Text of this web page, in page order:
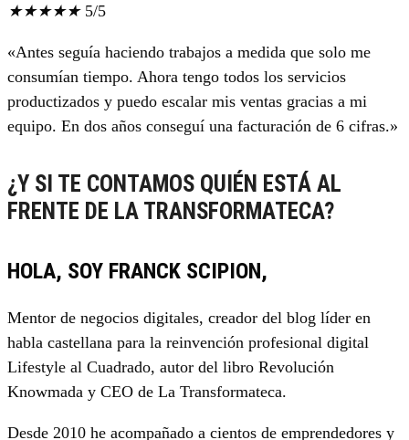
★★★★★ 5/5
«Antes seguía haciendo trabajos a medida que solo me
consumían tiempo. Ahora tengo todos los servicios
productizados y puedo escalar mis ventas gracias a mi
equipo. En dos años conseguí una facturación de 6 cifras.»
¿Y SI TE CONTAMOS QUIÉN ESTÁ AL
FRENTE DE LA TRANSFORMATECA?
HOLA, SOY FRANCK SCIPION,
Mentor de negocios digitales, creador del blog líder en
habla castellana para la reinvención profesional digital
Lifestyle al Cuadrado, autor del libro Revolución
Knowmada y CEO de La Transformateca.
Desde 2010 he acompañado a cientos de emprendedores y